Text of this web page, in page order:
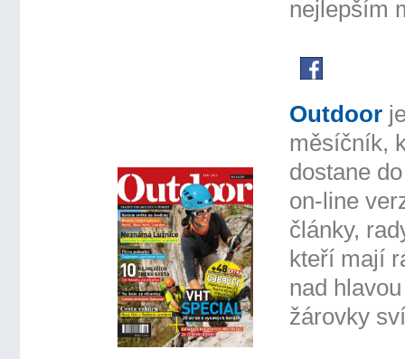
nejlepším
Outdoor
měsíčník,
dostane
on-line
články,
kteří mají
nad
žárovky